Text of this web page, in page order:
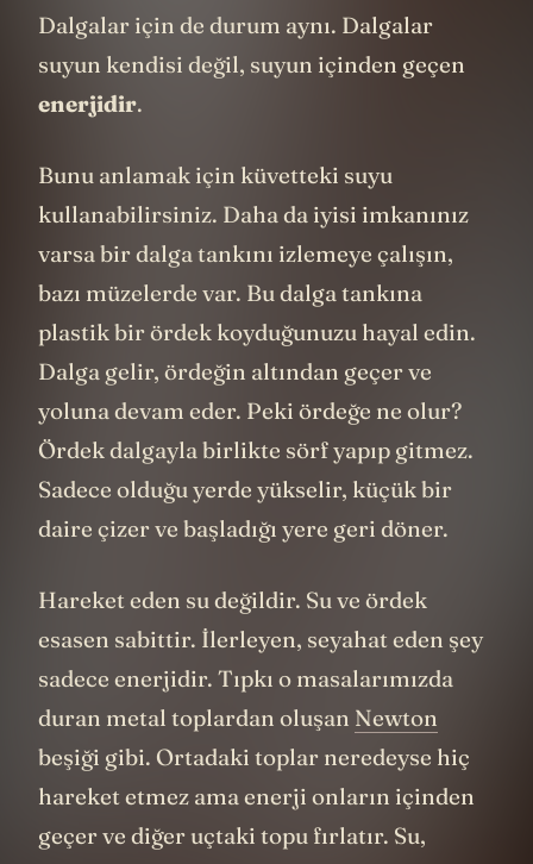
Dalgalar için de durum aynı. Dalgalar
suyun kendisi değil, suyun içinden geçen
enerjidir.
Bunu anlamak için küvetteki suyu
kullanabilirsiniz. Daha da iyisi imkanınız
varsa bir dalga tankını izlemeye çalışın,
bazı müzelerde var. Bu dalga tankına
plastik bir ördek koyduğunuzu hayal edin.
Dalga gelir, ördeğin altından geçer ve
yoluna devam eder. Peki ördeğe ne olur?
Ördek dalgayla birlikte sörf yapıp gitmez.
Sadece olduğu yerde yükselir, küçük bir
daire çizer ve başladığı yere geri döner.
Hareket eden su değildir. Su ve ördek
esasen sabittir. İlerleyen, seyahat eden şey
sadece enerjidir. Tıpkı o masalarımızda
duran metal toplardan oluşan Newton
beşiği gibi. Ortadaki toplar neredeyse hiç
hareket etmez ama enerji onların içinden
geçer ve diğer uçtaki topu fırlatır. Su,